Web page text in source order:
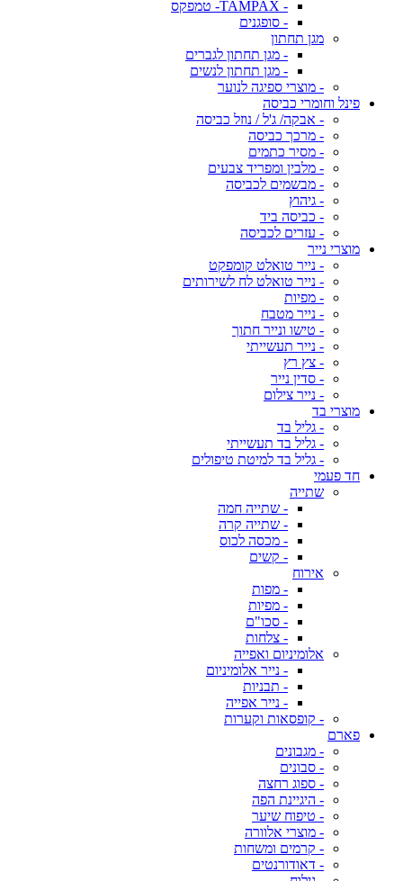
- TAMPAX- טמפקס
- סופגנים
מגן תחתון
- מגן תחתון לגברים
- מגן תחתון לנשים
- מוצרי ספיגה לנוער
פינל וחומרי כביסה
- אבקה/ ג'ל / נוזל כביסה
- מרכך כביסה
- מסיר כתמים
- מלבין ומפריד צבעים
- מבשמים לכביסה
- גיהוץ
- כביסה ביד
- עזרים לכביסה
מוצרי נייר
- נייר טואלט קומפקט
- נייר טואלט לח לשירותים
- מפיות
- נייר מטבח
- טישו ונייר חתוך
- נייר תעשייתי
- צץ רץ
- סדין נייר
- נייר צילום
מוצרי בד
- גליל בד
- גליל בד תעשייתי
- גליל בד למיטת טיפולים
חד פעמי
שתייה
- שתייה חמה
- שתייה קרה
- מכסה לכוס
- קשים
אירוח
- מפות
- מפיות
- סכו"ם
- צלחות
אלומיניום ואפייה
- נייר אלומיניום
- תבניות
- נייר אפייה
- קופסאות וקערות
פארם
- מגבונים
- סבונים
- ספוג רחצה
- היגיינת הפה
- טיפוח שיער
- מוצרי אלוורה
- קרמים ומשחות
- דאודורנטים